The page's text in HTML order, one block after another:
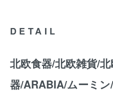
DETAIL
北欧食器/北欧雑貨/
器/ARABIA/ムーミ